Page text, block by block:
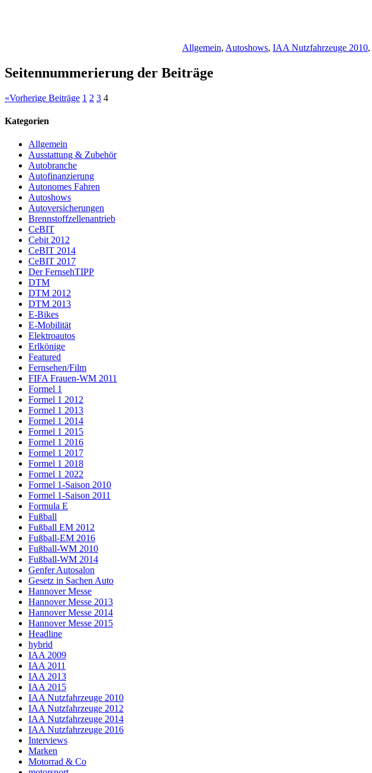
Allgemein, Autoshows, IAA Nutzfahrzeuge 2010,
Seitennummerierung der Beiträge
«Vorherige Beiträge 1 2 3 4
Kategorien
Allgemein
Ausstattung & Zubehör
Autobranche
Autofinanzierung
Autonomes Fahren
Autoshows
Autoversicherungen
Brennstoffzellenantrieb
CeBIT
Cebit 2012
CeBIT 2014
CeBIT 2017
Der FernsehTIPP
DTM
DTM 2012
DTM 2013
E-Bikes
E-Mobilität
Elektroautos
Erlkönige
Featured
Fernsehen/Film
FIFA Frauen-WM 2011
Formel 1
Formel 1 2012
Formel 1 2013
Formel 1 2014
Formel 1 2015
Formel 1 2016
Formel 1 2017
Formel 1 2018
Formel 1 2022
Formel 1-Saison 2010
Formel 1-Saison 2011
Formula E
Fußball
Fußball EM 2012
Fußball-EM 2016
Fußball-WM 2010
Fußball-WM 2014
Genfer Autosalon
Gesetz in Sachen Auto
Hannover Messe
Hannover Messe 2013
Hannover Messe 2014
Hannover Messe 2015
Headline
hybrid
IAA 2009
IAA 2011
IAA 2013
IAA 2015
IAA Nutzfahrzeuge 2010
IAA Nutzfahrzeuge 2012
IAA Nutzfahrzeuge 2014
IAA Nutzfahrzeuge 2016
Interviews
Marken
Motorrad & Co